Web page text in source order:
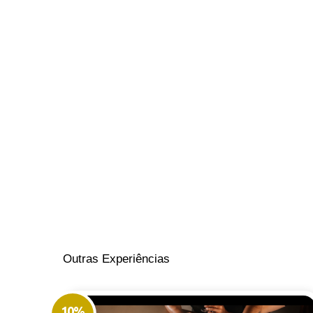
Outras Experiências